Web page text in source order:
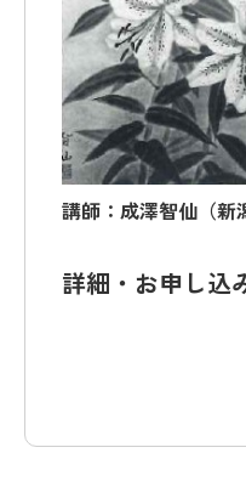
講師：成澤智仙（
詳細・お申し込